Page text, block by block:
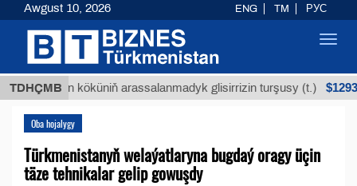
TDHÇMBköküniň arassalanmadyk glisirrizin turşusy (t.) $12935,18
Oba hojalygy
Türkmenistanyň welaýatlaryna bugdaý oragy üçin
täze tehnikalar gelip gowuşdy
Awgust 10, 2026 ENG TM РУС